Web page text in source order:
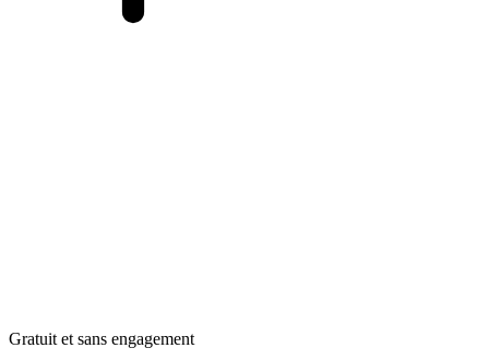
Gratuit et sans engagement